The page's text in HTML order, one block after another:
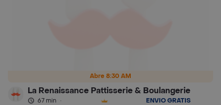
Abre 8:30 AM
La Renaissance Pattisserie & Boulangerie
67 min · ENVÍO GRATIS